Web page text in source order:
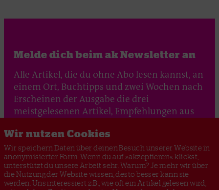
Melde dich beim ak Newsletter an
Alle Artikel, die du ohne Abo lesen kannst, an
einem Ort, Buchtipps und zwei Wochen nach
Erscheinen der Ausgabe die drei
meistgelesenen Artikel, Empfehlungen aus
Leser*innen
Jetzt anmelden
Wir nutzen Cookies
Wir speichern Daten über deinen Besuch unserer Website in
anonymisierter Form. Wenn du auf »akzeptieren« klickst,
unterstützt du unsere Arbeit sehr. Warum? Je mehr wir über
die Nutzung der Website wissen, desto besser kann sie
werden. Uns interessiert z.B., wie oft ein Artikel gelesen wird,